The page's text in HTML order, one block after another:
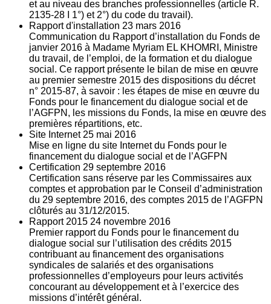
et au niveau des branches professionnelles (article R.
2135‐28 I 1°) et 2°) du code du travail).
Rapport d'installation 23 mars 2016
Communication du Rapport d’installation du Fonds de
janvier 2016 à Madame Myriam EL KHOMRI, Ministre
du travail, de l’emploi, de la formation et du dialogue
social. Ce rapport présente le bilan de mise en œuvre
au premier semestre 2015 des dispositions du décret
n° 2015-87, à savoir : les étapes de mise en œuvre du
Fonds pour le financement du dialogue social et de
l’AGFPN, les missions du Fonds, la mise en œuvre des
premières répartitions, etc.
Site Internet 25 mai 2016
Mise en ligne du site Internet du Fonds pour le
financement du dialogue social et de l’AGFPN
Certification 29 septembre 2016
Certification sans réserve par les Commissaires aux
comptes et approbation par le Conseil d’administration
du 29 septembre 2016, des comptes 2015 de l’AGFPN
clôturés au 31/12/2015.
Rapport 2015 24 novembre 2016
Premier rapport du Fonds pour le financement du
dialogue social sur l’utilisation des crédits 2015
contribuant au financement des organisations
syndicales de salariés et des organisations
professionnelles d’employeurs pour leurs activités
concourant au développement et à l’exercice des
missions d’intérêt général.